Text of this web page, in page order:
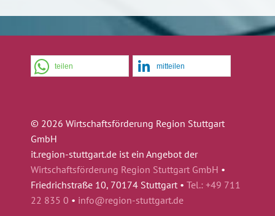
teilen mitteilen
© 2026 Wirtschaftsförderung Region Stuttgart
GmbH
it.region-stuttgart.de ist ein Angebot der
Wirtschaftsförderung Region Stuttgart GmbH •
Friedrichstraße 10, 70174 Stuttgart • Tel.: +49 711
22 835 0 • info@region-stuttgart.de